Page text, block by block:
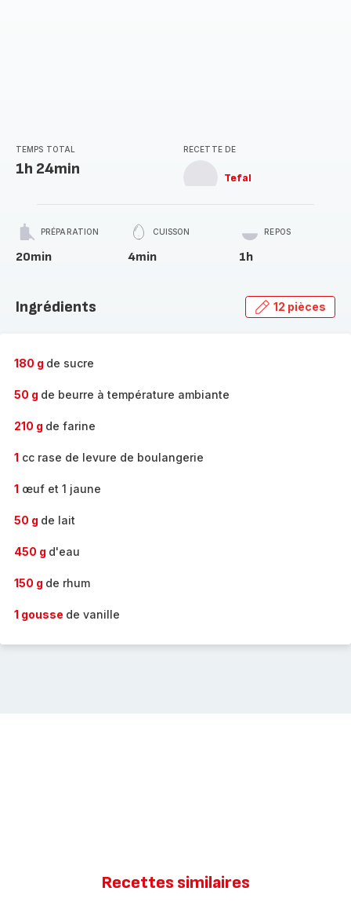
TEMPS TOTAL
1h 24min
RECETTE DE
Tefal
PRÉPARATION
20min
CUISSON
4min
REPOS
1h
Ingrédients 12 pièces
180 g de sucre
50 g de beurre à température ambiante
210 g de farine
1 cc rase de levure de boulangerie
1 œuf et 1 jaune
50 g de lait
450 g d'eau
150 g de rhum
1 gousse de vanille
Recettes similaires